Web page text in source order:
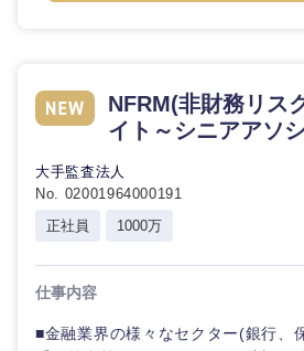
NFRM(非財務リス
イト～シニアアソ
大手監査法人
No. 02001964000191
正社員
1000万
仕事内容
■金融業界の様々なセクター(銀行、